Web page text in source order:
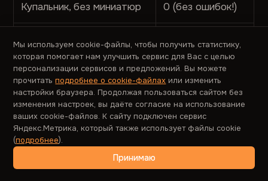
Купальник, без миниатюр 0 (без ошибок!)
Купальник, с миниатюрами
Романтическая пара 4
Как видим, девушки
(оранжевый цвет на
диаграмме) на первый,
элементами
Мы используем cookie-файлы, чтобы получить статистику,
которая помогает нам улучшить сервис для Вас с целью
персонализации сервисов и предложений. Вы можете
прочитатьподробнее о cookie-файлах или изменить
настройки браузера. Продолжая пользоваться сайтом без
изменения настроек, вы даёте согласие на использование
ваших cookie-файлов. К сайту подключен сервис
Яндекс.Метрика, который также использует файлы cookie
(подробнее).
Принимаю